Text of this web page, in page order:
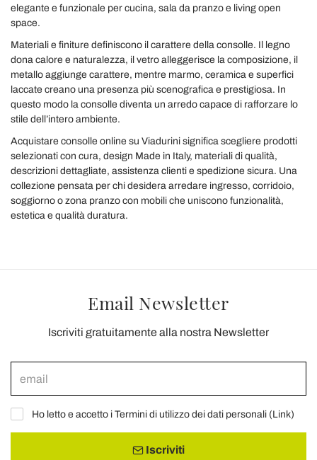
elegante e funzionale per cucina, sala da pranzo e living open
space.
Materiali e finiture definiscono il carattere della consolle. Il legno
dona calore e naturalezza, il vetro alleggerisce la composizione, il
metallo aggiunge carattere, mentre marmo, ceramica e superfici
laccate creano una presenza più scenografica e prestigiosa. In
questo modo la consolle diventa un arredo capace di rafforzare lo
stile dell’intero ambiente.
Acquistare consolle online su Viadurini significa scegliere prodotti
selezionati con cura, design Made in Italy, materiali di qualità,
descrizioni dettagliate, assistenza clienti e spedizione sicura. Una
collezione pensata per chi desidera arredare ingresso, corridoio,
soggiorno o zona pranzo con mobili che uniscono funzionalità,
estetica e qualità duratura.
Email Newsletter
Iscriviti gratuitamente alla nostra Newsletter
Ho letto e accetto i Termini di utilizzo dei dati personali (Link)
Iscriviti